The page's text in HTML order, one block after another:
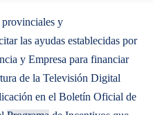
provinciales y
las ayudas establecidas por
y Empresa para financiar
de la Televisión Digital
en el Boletín Oficial de